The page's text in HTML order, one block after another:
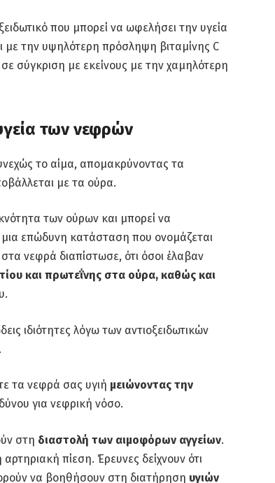
που μπορεί να ωφελήσει την υγεία
με την υψηλότερη πρόσληψη βιταμίνης C
σύγκριση με εκείνους με την χαμηλότερη
των νεφρών
το αίμα, απομακρύνοντας τα
με τα ούρα.
των ούρων και μπορεί να
επώδυνη κατάσταση που ονομάζεται
νεφρά διαπίστωσε, ότι όσοι έλαβαν
και πρωτεΐνης στα ούρα, καθώς και
ιδιότητες λόγω των αντιοξειδωτικών
τα νεφρά σας υγιή μειώνοντας την
για νεφρική νόσο.
στη διαστολή των αιμοφόρων αγγείων.
πίεση. Έρευνες δείχνουν ότι
να βοηθήσουν στη διατήρηση υγιών